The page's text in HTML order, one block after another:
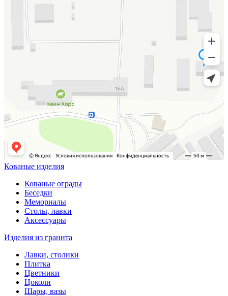
Кованые изделия
Кованые ограды
Беседки
Мемориалы
Столы, лавки
Аксессуары
Изделия из гранита
Лавки, столики
Плитка
Цветники
Цоколи
Шары, вазы